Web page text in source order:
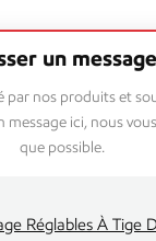
un message
par nos produits et
message ici, nous
que possible.